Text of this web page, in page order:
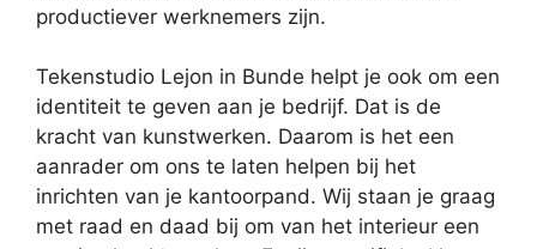
productiever werknemers zijn.
Tekenstudio Lejon in Bunde helpt je ook om een
identiteit te geven aan je bedrijf. Dat is de
kracht van kunstwerken. Daarom is het een
aanrader om ons te laten helpen bij het
inrichten van je kantoorpand. Wij staan je graag
met raad en daad bij om van het interieur een